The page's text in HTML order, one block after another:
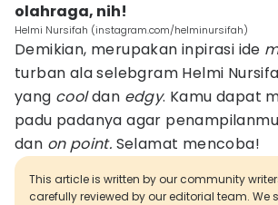
olahraga, nih!
Helmi Nursifah (instagram.com/helminursifah)
Demikian, merupakan inpirasi ide
turban ala selebgram Helmi
yang cooldan edgy. Kamu dapat
padu padanya agar
dan on point. Selamat mencoba!
This article is written by our community
carefully reviewed by our editorial team. We